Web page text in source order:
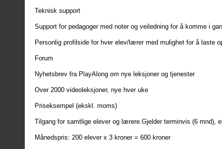
Teknisk support
Support for pedagoger med noter og veiledning for å komme i
Personlig profilside for hver elev/lærer med mulighet for å laste
Forum
Nyhetsbrev fra PlayAlong om nye leksjoner og tjenester
Over 2000 videoleksjoner, nye hver uke
Priseksempel (ekskl. moms)
Tilgang for samtlige elever og lærere.Gjelder terminvis (6 mnd),
Månedspris: 200 elever x 3 kroner = 600 kroner